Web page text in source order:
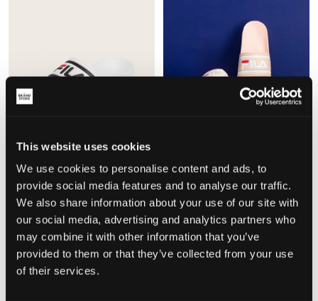
This website uses cookies
We use cookies to personalise content and ads, to
provide social media features and to analyse our traffic.
We also share information about your use of our site with
our social media, advertising and analytics partners who
may combine it with other information that you’ve
provided to them or that they’ve collected from your use
of their services.
MORRO BAY SLIPPER TEENS
74,50 kr149 kr
MORRO BAY SLIPPER TEENS
74,50 kr149 kr